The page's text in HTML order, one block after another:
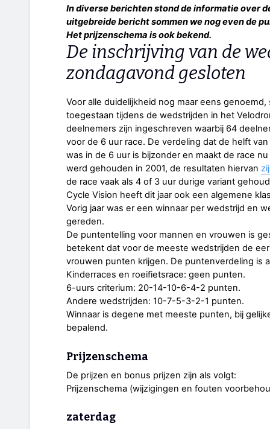
In diverse berichten stond de informatie over
uitgebreide bericht sommen we nog even de
Het prijzenschema is ook bekend.
De inschrijving van de
zondagavond gesloten
Voor alle duidelijkheid nog maar eens
toegestaan tijdens de wedstrijden in het
deelnemers zijn ingeschreven waarbij 64
voor de 6 uur race. De verdeling dat de helft
was in de 6 uur is bijzonder en maakt de race
werd gehouden in 2001, de resultaten hiervan
de race vaak als 4 of 3 uur durige variant
Cycle Vision heeft dit jaar ook een algemene
Vorig jaar was er een winnaar per wedstrijd en
gereden.
De puntentelling voor mannen en vrouwen is
betekent dat voor de meeste wedstrijden de
vrouwen punten krijgen. De puntenverdeling is
Kinderraces en roeifietsrace: geen punten.
6-uurs criterium: 20-14-10-6-4-2 punten.
Andere wedstrijden: 10-7-5-3-2-1 punten.
Winnaar is degene met meeste punten, bij
bepalend.
Prijzenschema
De prijzen en bonus prijzen zijn als volgt:
Prijzenschema (wijzigingen en fouten
zaterdag